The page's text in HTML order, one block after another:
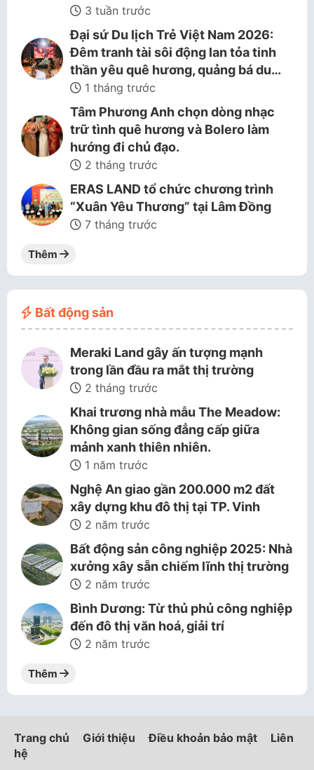
3 tuần trước
Đại sứ Du lịch Trẻ Việt Nam 2026:
Đêm tranh tài sôi động lan tỏa tinh
thần yêu quê hương, quảng bá du…
1 tháng trước
Tâm Phương Anh chọn dòng nhạc
trữ tình quê hương và Bolero làm
hướng đi chủ đạo.
2 tháng trước
ERAS LAND tổ chức chương trình
“Xuân Yêu Thương” tại Lâm Đồng
7 tháng trước
Thêm
Bất động sản
Meraki Land gây ấn tượng mạnh
trong lần đầu ra mắt thị trường
2 tháng trước
Khai trương nhà mẫu The Meadow:
Không gian sống đẳng cấp giữa
mảnh xanh thiên nhiên.
1 năm trước
Nghệ An giao gần 200.000 m2 đất
xây dựng khu đô thị tại TP. Vinh
2 năm trước
Bất động sản công nghiệp 2025: Nhà
xưởng xây sẵn chiếm lĩnh thị trường
2 năm trước
Bình Dương: Từ thủ phủ công nghiệp
đến đô thị văn hoá, giải trí
2 năm trước
Thêm
Trang chủ Giới thiệu Điều khoản bảo mật
Liên
hệ